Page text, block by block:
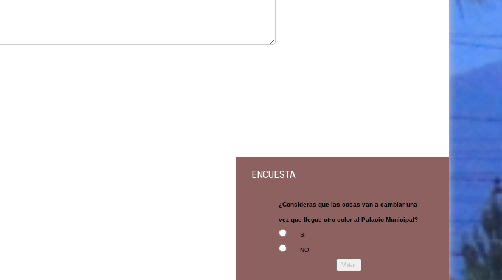
ENCUESTA
¿Consideras que las cosas van a cambiar una
vez que llegue otro color al Palacio Municipal?
SI
NO